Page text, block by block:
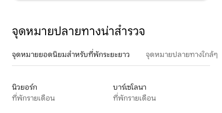
จุดหมายปลายทางน่าสำรวจ
จุดหมายยอดนิยมสำหรับที่พักระยะยาว จุดหมายปลายทางใกล้ๆ
นิวยอร์ก
ที่พักรายเดือน
บาร์เซโลนา
ที่พักรายเดือน